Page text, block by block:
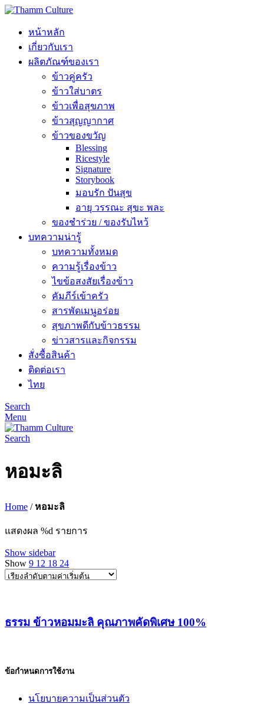
หน้าหลัก
เกี่ยวกับเรา
ผลิตภัณฑ์ของเรา
ข้าวคู่ครัว
ข้าวใส่บาตร
ข้าวเพื่อสุขภาพ
ข้าวสุญญากาศ
ข้าวของขวัญ
Blessing
Ricestyle
Signature
Storybook
มอบรัก ปันสุข
อายุ วรรณะ สุขะ พละ
ของชำร่วย / ของรับไหว้
บทความน่ารู้
บทความทั้งหมด
ความรู้เรื่องข้าว
ไขข้อสงสัยเรื่องข้าว
คัมภีร์เข้าครัว
สารพัดเมนูอร่อย
สุขภาพดีกับข้าวธรรม
ข่าวสารและกิจกรรม
สั่งซื้อสินค้า
ติดต่อเรา
ไทย
Search
Menu
Search
หอมะลิ
Home / หอมะลิ
แสดงผล %d รายการ
Show sidebar
Show 9 12 18 24
ธรรม ข้าวหอมมะลิ คุณภาพคัดพิเศษ 100%
ข้อกำหนดการใช้งาน
นโยบายความเป็นส่วนตัว